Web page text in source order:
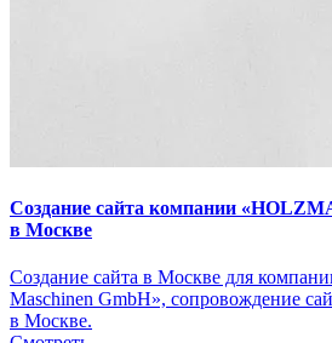
Создание сайта компании
в Москве
Создание сайта в Москве для
Maschinen GmbH», сопровождение
в Москве.